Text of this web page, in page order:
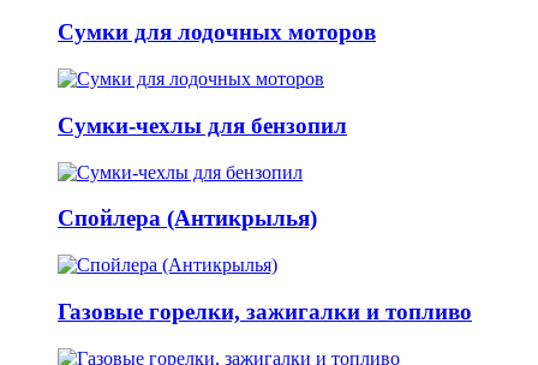
Сумки для лодочных моторов
Сумки-чехлы для бензопил
Спойлера (Антикрылья)
Газовые горелки, зажигалки и топливо